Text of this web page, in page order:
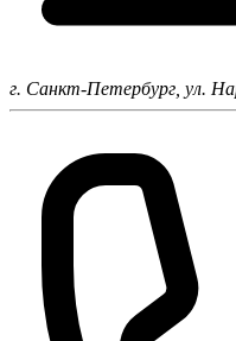
г. Санкт-Петербург, ул.